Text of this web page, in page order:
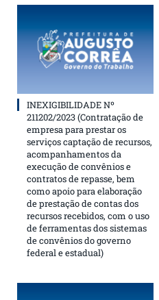
INEXIGIBILIDADE Nº
211202/2023 (Contratação de
empresa para prestar os
serviços captação de recursos,
acompanhamentos da
execução de convênios e
contratos de repasse, bem
como apoio para elaboração
de prestação de contas dos
recursos recebidos, com o uso
de ferramentas dos sistemas
de convênios do governo
federal e estadual)